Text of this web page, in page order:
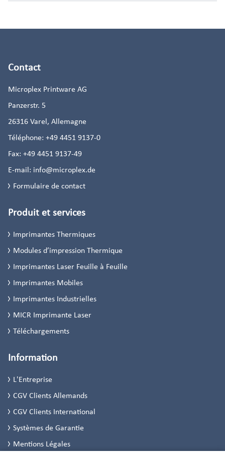
Contact
Microplex Printware AG
Panzerstr. 5
26316 Varel, Allemagne
Téléphone: +49 4451 9137-0
Fax: +49 4451 9137-49
E-mail: info@microplex.de
Formulaire de contact
Produit et services
Imprimantes Thermiques
Modules d’impression Thermique
Imprimantes Laser Feuille à Feuille
Imprimantes Mobiles
Imprimantes Industrielles
MICR Imprimante Laser
Téléchargements
Information
L'Entreprise
CGV Clients Allemands
CGV Clients International
Systèmes de Garantie
Mentions Légales